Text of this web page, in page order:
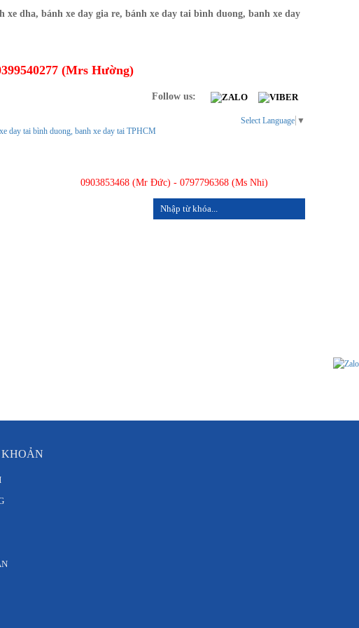
(Mrs Hường)
Follow us:
0903853468 (Mr Đức) - 0797796368 (Ms Nhi)
Select Language ▼